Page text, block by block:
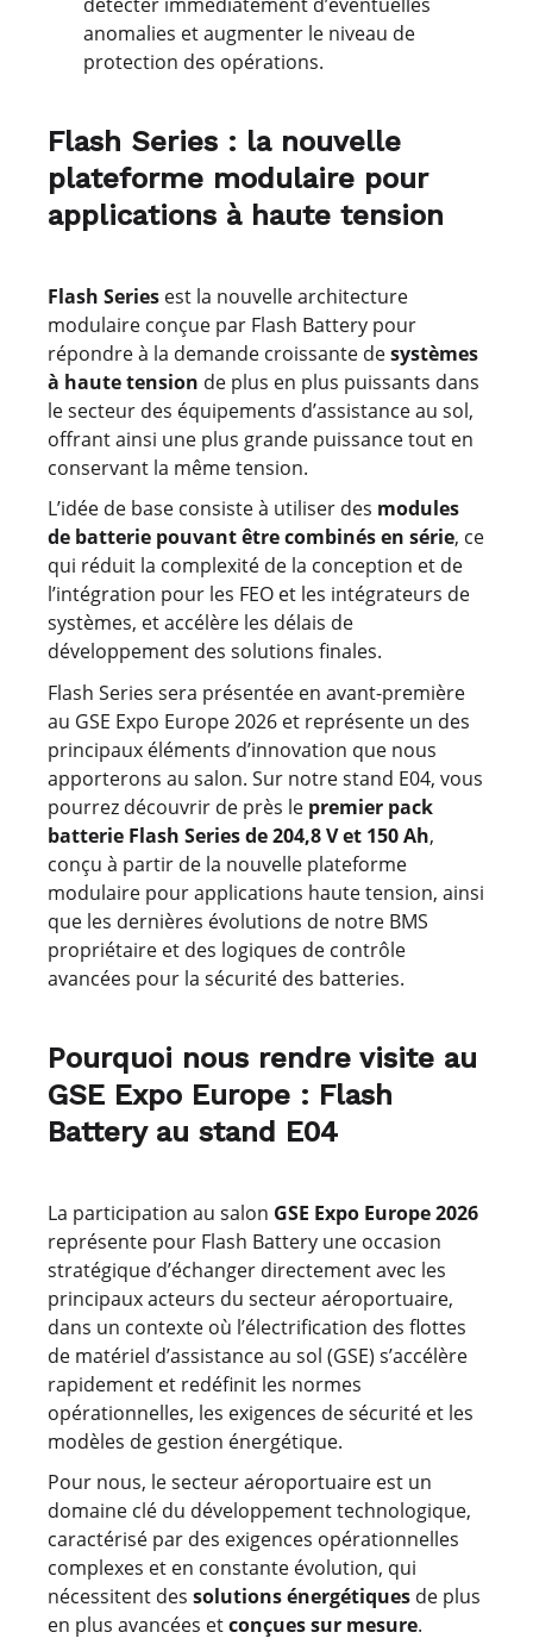
anomalies et augmenter le niveau de
protection des opérations.
Flash Series : la nouvelle
plateforme modulaire pour
applications à haute tension
Flash Series est la nouvelle architecture
modulaire conçue par Flash Battery pour
répondre à la demande croissante desystèmes
à haute tension de plus en plus puissants dans
le secteur des équipements d’assistance au sol,
offrant ainsi une plus grande puissance tout en
conservant la même tension.
L’idée de base consiste à utiliser des modules
de batterie pouvant être combinés en série, ce
qui réduit la complexité de la conception et de
l’intégration pour les FEO et les intégrateurs de
systèmes, et accélère les délais de
développement des solutions finales.
Flash Series sera présentée en avant-première
au GSE Expo Europe 2026 et représente un des
principaux éléments d’innovation que nous
apporterons au salon. Sur notre stand E04, vous
pourrez découvrir de près le premier pack
batterie Flash Series de 204,8 V et 150 Ah,
conçu à partir de la nouvelle plateforme
modulaire pour applications haute tension, ainsi
que les dernières évolutions de notre BMS
propriétaire et des logiques de contrôle
avancées pour la sécurité des batteries.
Pourquoi nous rendre visite au
GSE Expo Europe : Flash
Battery au stand E04
La participation au salon GSE Expo Europe 2026
représente pour Flash Battery une occasion
stratégique d’échanger directement avec les
principaux acteurs du secteur aéroportuaire,
dans un contexte où l’électrification des flottes
de matériel d’assistance au sol (GSE) s’accélère
rapidement et redéfinit les normes
opérationnelles, les exigences de sécurité et les
modèles de gestion énergétique.
Pour nous, le secteur aéroportuaire est un
domaine clé du développement technologique,
caractérisé par des exigences opérationnelles
complexes et en constante évolution, qui
nécessitent des solutions énergétiques de plus
en plus avancées etconçues sur mesure.